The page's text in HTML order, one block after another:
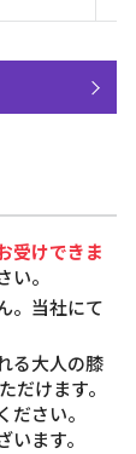
受けできま
。
。当社にて
る大人の膝
だけます。
さい。
ます。